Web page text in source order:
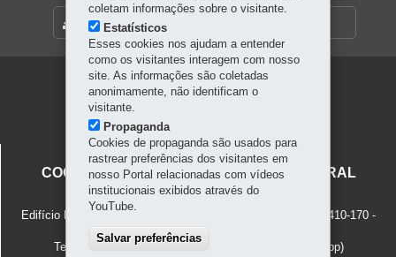
MAPA DO SITE
Navegação
principal
SECRETARIA DA CULTURA
COORDENAÇÃO DO PATRIMÔNIO CULTURAL
Rua Cruz Machado, 58 - 4º Andar
Edifício Presidente Caetano Munhoz da Rocha - Centro
80410-170 -
Curitiba-PR
Telefones: (41) 3202-6716e(41) 98903-5976 (Whatsapp)
coletam informações sobre o visitante.
Estatísticos
Esses cookies nos ajudam a entender
como os visitantes interagem com nosso
site. As informações são coletadas
anonimamente, não identificam o
visitante.
Propaganda
Cookies de propaganda são usados para
rastrear preferências dos visitantes em
nosso Portal relacionadas com vídeos
institucionais exibidos através do
YouTube.
Salvar preferências